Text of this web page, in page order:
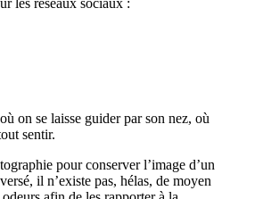
les réseaux sociaux :
on se laisse guider par son nez, où
sentir.
pour conserver l’image d’un
il n’existe pas, hélas, de moyen